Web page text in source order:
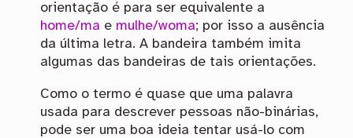
orientação é para ser equivalente a
home/ma e mulhe/woma; por isso a ausência
da última letra. A bandeira também imita
algumas das bandeiras de tais orientações.
Como o termo é quase que uma palavra
usada para descrever pessoas não-binárias,
pode ser uma boa ideia tentar usá-lo com